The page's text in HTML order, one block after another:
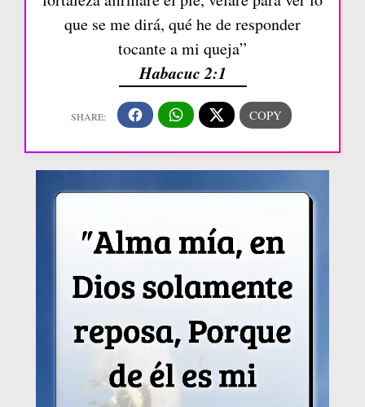
que se me dirá, qué he de responder
tocante a mi queja”
Habacuc 2:1